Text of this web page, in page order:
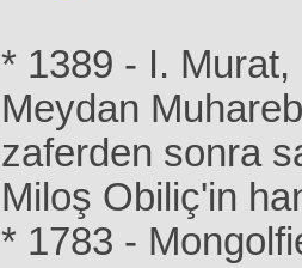
* 1389 - I. Murat,
Meydan
zaferden sonra
Miloş Obiliç'in
* 1783 -